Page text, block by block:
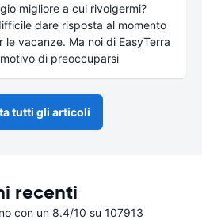
migliore a cui rivolgermi?
dare risposta al momento
le vacanze. Ma noi di EasyTerra
di preoccuparsi
tutti gli articoli
recenti
con un 8.4/10 su 107913